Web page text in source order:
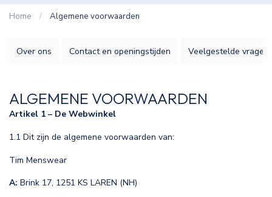
Home / Algemene voorwaarden
Over ons Contact en openingstijden Veelgestelde vragen
ALGEMENE VOORWAARDEN
Artikel 1 – De Webwinkel
1.1 Dit zijn de algemene voorwaarden van:
Tim Menswear
A: Brink 17, 1251 KS LAREN (NH)